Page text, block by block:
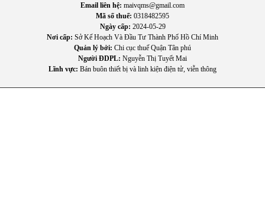
4. Hướng dẫn sử dụng và bảo quản
Email liên hệ: maivqms@gmail.com
Mã số thuế: 0318482595
Ngày cấp: 2024-05-29
Nơi cấp: Sở Kế Hoạch Và Đầu Tư Thành Phố Hồ Chí Minh
Quản lý bởi: Chi cục thuế Quận Tân phú
Người ĐDPL: Nguyễn Thị Tuyết Mai
Lĩnh vực: Bán buôn thiết bị và linh kiện điện tử, viễn thông